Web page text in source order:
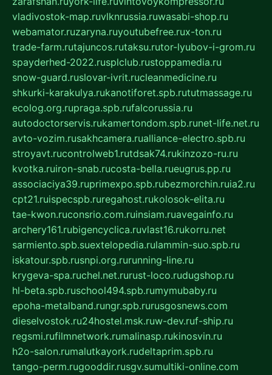
vladivostok-map.ruvlknrussia.ruwasabi-shop.ru
webamator.ruzaryna.ruyoutubefree.rux-ton.ru
trade-farm.rutajuncos.rutaksu.rutor-lyubov-i-grom.ru
spayderhed-2022.rusplclub.rustoppamedia.ru
snow-guard.ruslovar-ivrit.rucleanmedicine.ru
shkurki-karakulya.rukanotiforet.spb.rututmassage.ru
ecolog.org.rupraga.spb.rufalcorussia.ru
autodoctorservis.rukamertondom.spb.runet-life.net.ru
avto-vozim.rusakhcamera.rualliance-electro.spb.ru
stroyavt.rucontrolweb1.rutdsak74.rukinzozo-ru.ru
kvotka.ruiron-snab.rucosta-bella.rueugrus.pp.ru
associaciya39.ruprimexpo.spb.rubezmorchin.ruia2.ru
cpt21.ruispecspb.ruregahost.rukolosok-elita.ru
tae-kwon.ruconsrio.com.ruinsiam.ruavegainfo.ru
archery161.rubigencyclica.ruvlast16.rukorru.net
sarmiento.spb.suextelopedia.rulammin-suo.spb.ru
iskatour.spb.rusnpi.org.rurunning-line.ru
krygeva-spa.ruchel.net.rurust-loco.rudugshop.ru
hl-beta.spb.ruschool494.spb.rumymubaby.ru
epoha-metalband.rungr.spb.rurusgosnews.com
dieselvostok.ru24hostel.msk.ruw-dev.ruf-ship.ru
regsmi.rufilmnetwork.rumalinasp.rukinosvin.ru
h2o-salon.rumalutkayork.rudeltaprim.spb.ru
tango-perm.rugooddir.rusgv.sumultiki-online.com